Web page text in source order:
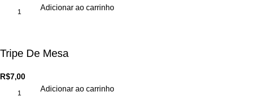
Adicionar ao carrinho
Tripe De Mesa
R$7,00
Adicionar ao carrinho